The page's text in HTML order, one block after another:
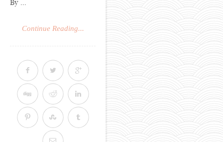
By ...
Continue Reading...